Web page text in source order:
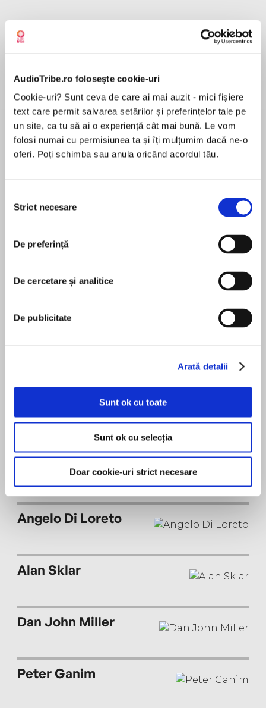
AudioTribe.ro folosește cookie-uri
Cookie-uri? Sunt ceva de care ai mai auzit - mici fișiere
text care permit salvarea setărilor și preferințelor tale pe
un site, ca tu să ai o experiență cât mai bună. Le vom
folosi numai cu permisiunea ta și îți mulțumim dacă ne-o
oferi. Poți schimba sau anula oricând acordul tău.
consimțământului
Strict necesare
De preferință
De cercetare și analitice
De publicitate
Arată detalii
Sunt ok cu toate
Sunt ok cu selecția
Doar cookie-uri strict necesare
Robin Miles
Piper Goodeve
Robert Fass
Tavia Gilbert
Peter Berkrot
Robert Petkoff
Angelo Di Loreto
Alan Sklar
Dan John Miller
Peter Ganim